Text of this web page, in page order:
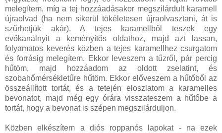
melegítem, míg a tej hozzáadásakor megszilárdult karamell
újraolvad (ha nem sikerül tökéletesen újraolvasztani, át is
szűrhetjük akár). A tejes karamellből teszek egy
evőkanálnyit a keményítős oldathoz, majd azt lassan,
folyamatos keverés közben a tejes karamellhez csurgatom
és forrásig melegítem. Ekkor leveszem a tűzről, pár percig
hűtöm, majd hozzáadom az oldott zselatint, és
szobahőmérsékletűre hűtöm. Ekkor előveszem a hűtőből az
összeállított tortát, és a tetején eloszlatom a karamelles
bevonatot, majd még egy órára visszateszem a hűtőbe a
tortát, hogy a bevonat is szépen megszilárduljon.
Közben elkészítem a diós roppanós lapokat - na ezek